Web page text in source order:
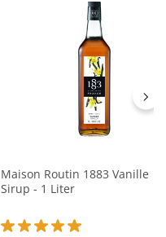
Maison Routin 1883 Vanille
Sirup - 1 Liter